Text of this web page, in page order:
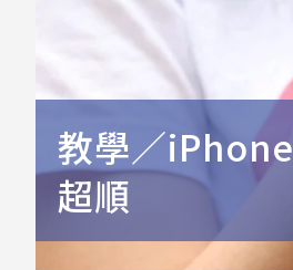
教學／iPhone
超順